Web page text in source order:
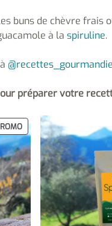
buns de chèvre frais
à la spiruline.
préparer votre
PRODUIT
EN
PROMOTION